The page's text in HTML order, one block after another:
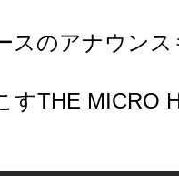
スのアナウン
すTHE MICRO